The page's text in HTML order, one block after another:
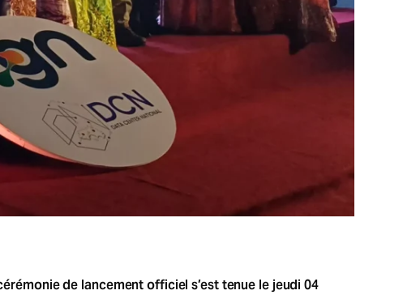
de lancement officiel s’est tenue le jeudi 04